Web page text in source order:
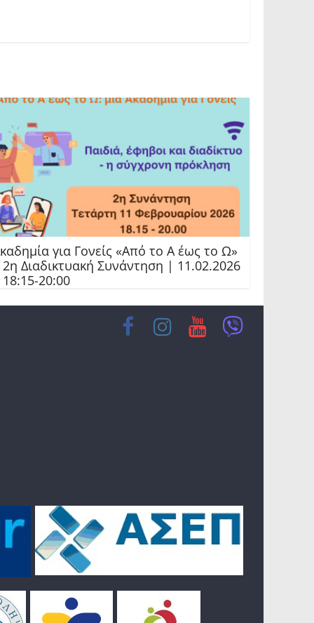
για Γονείς «Από το Α έως το Ω»
Διαδικτυακή Συνάντηση | 11.02.2026
20:00